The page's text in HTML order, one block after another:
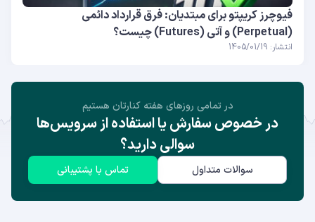
فیوچرز کریپتو برای مبتدیان: فرق قرارداد دائمی
(Perpetual) و آتی (Futures) چیست؟
انتشار: 1405/01/19
در تمامی روز‌های هفته کنارتان هستیم
در خصوص سفارش یا استفاده از سرویس‌ها
سوالی دارید؟
سوالات متداول تماس با پشتیبانی